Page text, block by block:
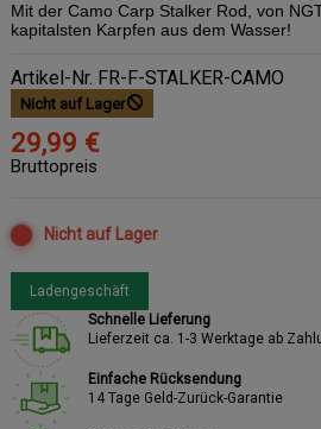
Mit der Camo Carp Stalker Rod, von
kapitalsten Karpfen aus dem Wasser!
Artikel-Nr. FR-F-STALKER-CAMO
Nicht auf Lager
29,99 €
Bruttopreis
Nicht auf Lager
Ladengeschäft
Schnelle Lieferung
Lieferzeit ca. 1-3 Werktage ab
Einfache Rücksendung
14 Tage Geld-Zurück-Garantie